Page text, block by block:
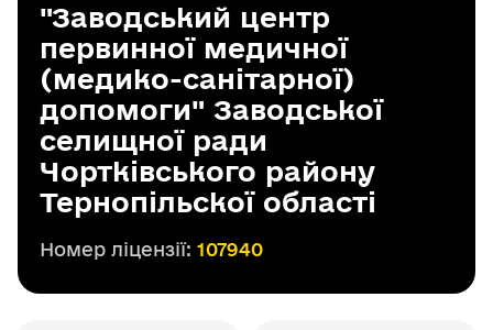
"Заводський центр
первинної медичної
(медико-санітарної)
допомоги" Заводської
селищної ради
Чортківського району
Тернопільскої області
Номер ліцензії: 107940